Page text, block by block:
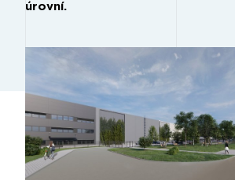
úrovní.